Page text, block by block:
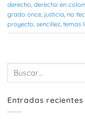
derecho derecho en
grado once justicia no
proyecto sencillez temas
Entradas recientes